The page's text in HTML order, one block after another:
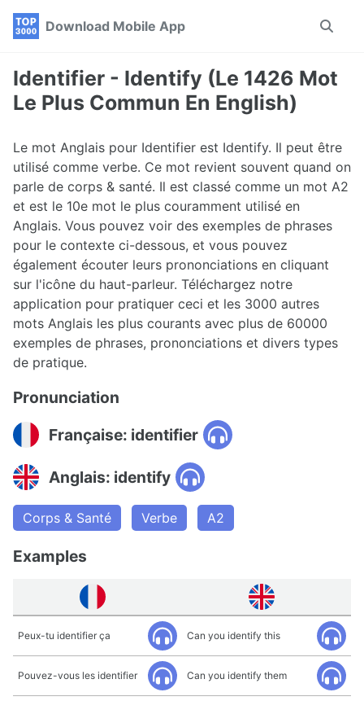
Skip
navigation
Skip
Skip
Download Mobile App
Toggle
Identifier - Identify (Le 1426 Mot
Le Plus Commun En English)
Le mot Anglais pour Identifier est Identify. Il peut être
utilisé comme verbe. Ce mot revient souvent quand on
parle de corps & santé. Il est classé comme un mot A2
et est le 10e mot le plus couramment utilisé en
Anglais. Vous pouvez voir des exemples de phrases
pour le contexte ci-dessous, et vous pouvez
également écouter leurs prononciations en cliquant
sur l'icône du haut-parleur. Téléchargez notre
application pour pratiquer ceci et les 3000 autres
mots Anglais les plus courants avec plus de 60000
exemples de phrases, prononciations et divers types
de pratique.
Pronunciation
Française: identifier
Anglais: identify
Corps & Santé Verbe A2
Examples
Peux-tu identifier ça Can you identify this
Pouvez-vous les identifier Can you identify them